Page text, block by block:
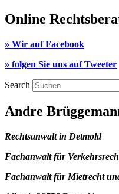
Online
» Wir auf Facebook
» folgen Sie uns auf Tweeter
Search
Andre
Rechtsanwalt in Detmold
Fachanwalt für
Fachanwalt für Mietrecht